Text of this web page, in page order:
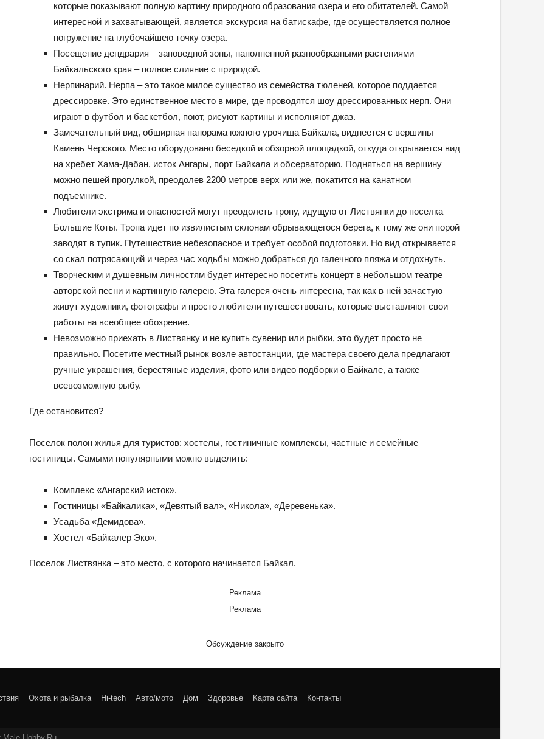
которые показывают полную картину природного образования озера и его обитателей. Самой
интересной и захватывающей, является экскурсия на батискафе, где осуществляется полное
погружение на глубочайшею точку озера.
Посещение дендрария – заповедной зоны, наполненной разнообразными растениями
Байкальского края – полное слияние с природой.
Нерпинарий. Нерпа – это такое милое существо из семейства тюленей, которое поддается
дрессировке. Это единственное место в мире, где проводятся шоу дрессированных нерп. Они
играют в футбол и баскетбол, поют, рисуют картины и исполняют джаз.
Замечательный вид, обширная панорама южного урочища Байкала, виднеется с вершины
Камень Черского. Место оборудовано беседкой и обзорной площадкой, откуда открывается вид
на хребет Хама-Дабан, исток Ангары, порт Байкала и обсерваторию. Подняться на вершину
можно пешей прогулкой, преодолев 2200 метров верх или же, покатится на канатном
подъемнике.
Любители экстрима и опасностей могут преодолеть тропу, идущую от Листвянки до поселка
Большие Коты. Тропа идет по извилистым склонам обрывающегося берега, к тому же они порой
заводят в тупик. Путешествие небезопасное и требует особой подготовки. Но вид открывается
со скал потрясающий и через час ходьбы можно добраться до галечного пляжа и отдохнуть.
Творческим и душевным личностям будет интересно посетить концерт в небольшом театре
авторской песни и картинную галерею. Эта галерея очень интересна, так как в ней зачастую
живут художники, фотографы и просто любители путешествовать, которые выставляют свои
работы на всеобщее обозрение.
Невозможно приехать в Листвянку и не купить сувенир или рыбки, это будет просто не
правильно. Посетите местный рынок возле автостанции, где мастера своего дела предлагают
ручные украшения, берестяные изделия, фото или видео подборки о Байкале, а также
всевозможную рыбу.
Где остановится?
Поселок полон жилья для туристов: хостелы, гостиничные комплексы, частные и семейные
гостиницы. Самыми популярными можно выделить:
Комплекс «Ангарский исток».
Гостиницы «Байкалика», «Девятый вал», «Никола», «Деревенька».
Усадьба «Демидова».
Хостел «Байкалер Эко».
Поселок Листвянка – это место, с которого начинается Байкал.
Реклама
Реклама
Обсуждение закрыто
Охота и рыбалка Hi-tech Авто/мото Дом Здоровье Карта сайта Контакты